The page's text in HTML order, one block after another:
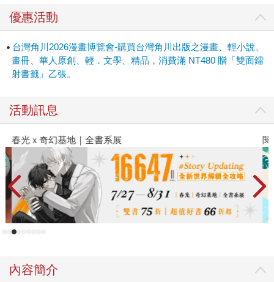
優惠活動
台灣角川2026漫畫博覽會-購買台灣角川出版之漫畫、輕小說、
畫冊、華人原創、輕．文學、精品，消費滿 NT480 贈「雙面鐳
射書籤」乙張。
活動訊息
春光ｘ奇幻基地｜全書系展 閱
內容簡介